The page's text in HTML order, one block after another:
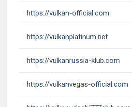
https://vulkan-official.com
https://vulkanplatinum.net
https://vulkanrussia-klub.com
https://vulkanvegas-official.com